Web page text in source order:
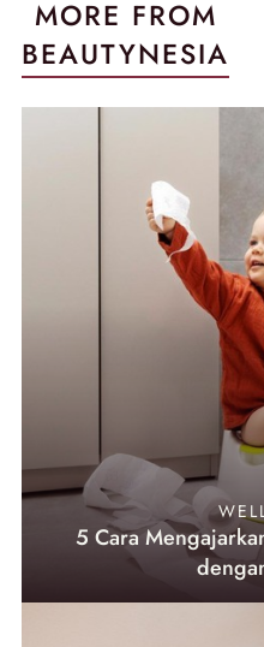
MORE FROM
BEAUTYNESIA
5 Cara